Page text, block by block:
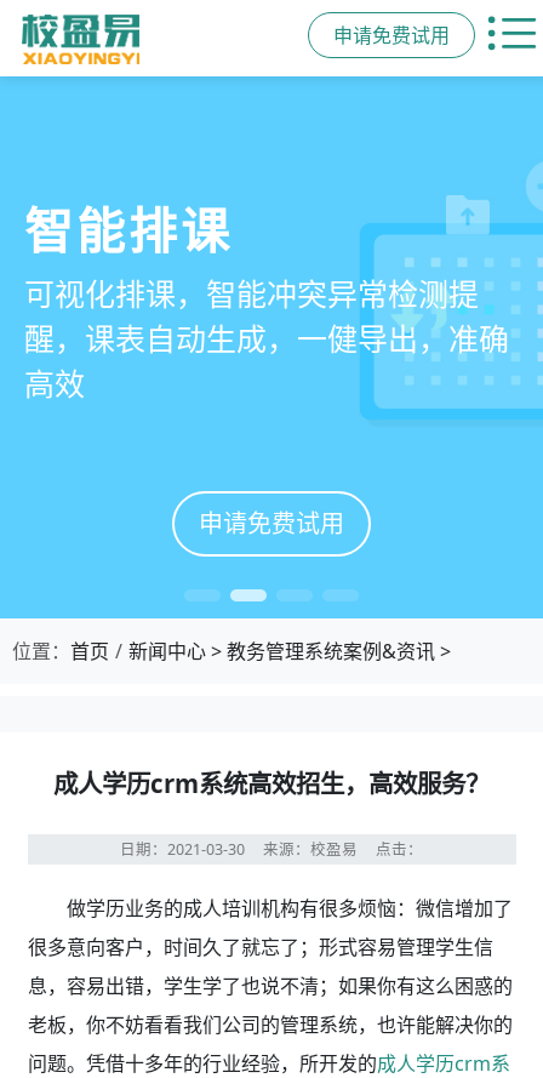
申请免费试用
管学校，用校盈易
培训机构教务管理系
统
有效提升运营管理效率45%
申请免费试用
智能排课
可视化排课，智能冲突异常检测提
醒，课表自动生成，一健导出，准确
高效
申请免费试用
课时统计
学员签到同步扣减课时，老师带课量
自动统计、汇总，数据清晰可查免扯
皮
申请免费试用
家校互动
一部手机链接教师、学员、家长，沟
通互动零距离，服务贴心铸口碑促续
费
申请免费试用
位置： 首页 新闻中心>教务管理系统案例&资讯>
成人学历crm系统高效招生，高效服务？
日期：2021-03-30 来源：校盈易 点击：
做学历业务的成人培训机构有很多烦恼：微信增加了
很多意向客户，时间久了就忘了；形式容易管理学生信
息，容易出错，学生学了也说不清；如果你有这么困惑的
老板，你不妨看看我们公司的管理系统，也许能解决你的
问题。凭借十多年的行业经验，所开发的成人学历crm系